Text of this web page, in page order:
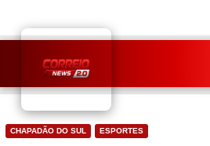
content
CHAPADÃO DO SUL ESPORTES